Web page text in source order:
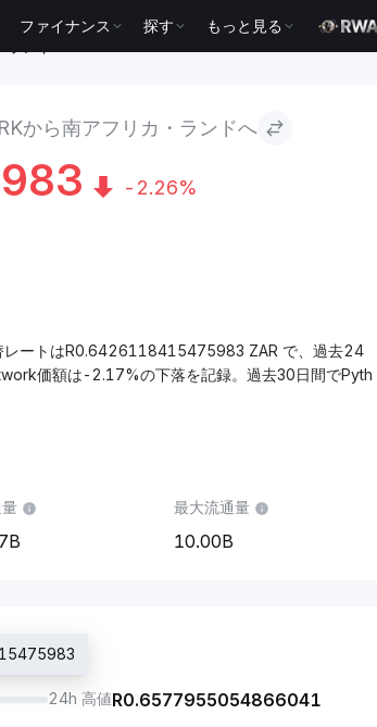
ファイナンス 探す もっと見る
から南アフリカ・ランドへ
-2.26%
レートはR0.6426118415475983 ZAR で、過去24
価額は-2.17%の下落を記録。過去30日間でPyth
最大流通量
10.00B
24h 高値R0.6577955054866041